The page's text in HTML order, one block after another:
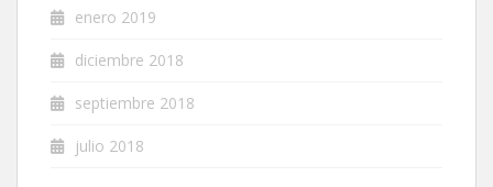
enero 2019
diciembre 2018
septiembre 2018
julio 2018